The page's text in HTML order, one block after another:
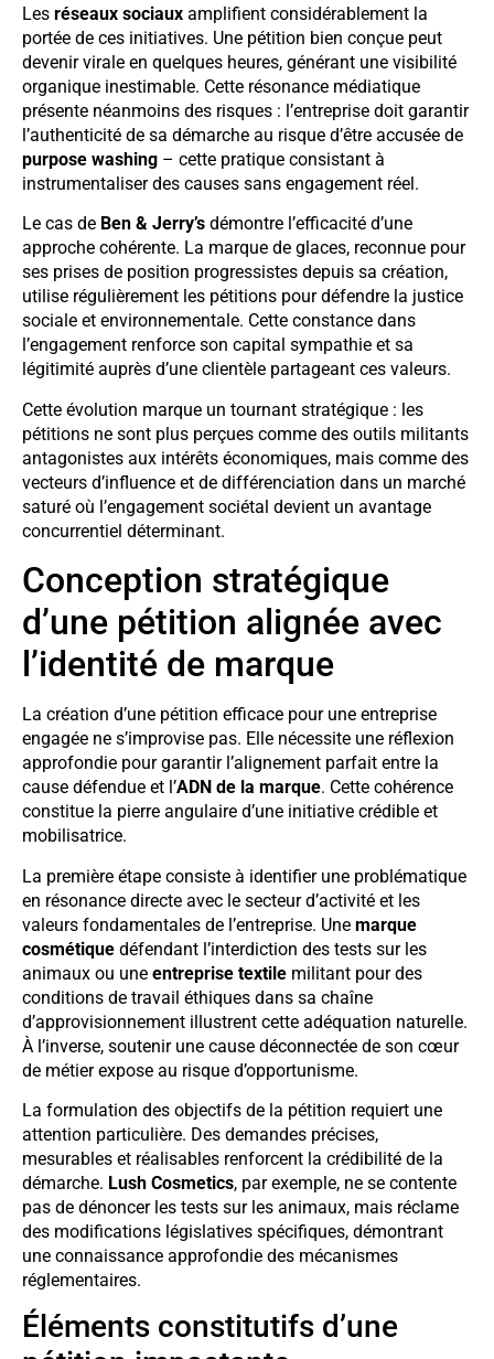
Les réseaux sociaux amplifient considérablement la
portée de ces initiatives. Une pétition bien conçue peut
devenir virale en quelques heures, générant une visibilité
organique inestimable. Cette résonance médiatique
présente néanmoins des risques : l’entreprise doit garantir
l’authenticité de sa démarche au risque d’être accusée de
purpose washing – cette pratique consistant à
instrumentaliser des causes sans engagement réel.
Le cas de Ben & Jerry’s démontre l’efficacité d’une
approche cohérente. La marque de glaces, reconnue pour
ses prises de position progressistes depuis sa création,
utilise régulièrement les pétitions pour défendre la justice
sociale et environnementale. Cette constance dans
l’engagement renforce son capital sympathie et sa
légitimité auprès d’une clientèle partageant ces valeurs.
Cette évolution marque un tournant stratégique : les
pétitions ne sont plus perçues comme des outils militants
antagonistes aux intérêts économiques, mais comme des
vecteurs d’influence et de différenciation dans un marché
saturé où l’engagement sociétal devient un avantage
concurrentiel déterminant.
Conception stratégique
d’une pétition alignée avec
l’identité de marque
La création d’une pétition efficace pour une entreprise
engagée ne s’improvise pas. Elle nécessite une réflexion
approfondie pour garantir l’alignement parfait entre la
cause défendue et l’ADN de la marque. Cette cohérence
constitue la pierre angulaire d’une initiative crédible et
mobilisatrice.
La première étape consiste à identifier une problématique
en résonance directe avec le secteur d’activité et les
valeurs fondamentales de l’entreprise. Une marque
cosmétique défendant l’interdiction des tests sur les
animaux ou une entreprise textile militant pour des
conditions de travail éthiques dans sa chaîne
d’approvisionnement illustrent cette adéquation naturelle.
À l’inverse, soutenir une cause déconnectée de son cœur
de métier expose au risque d’opportunisme.
La formulation des objectifs de la pétition requiert une
attention particulière. Des demandes précises,
mesurables et réalisables renforcent la crédibilité de la
démarche. Lush Cosmetics, par exemple, ne se contente
pas de dénoncer les tests sur les animaux, mais réclame
des modifications législatives spécifiques, démontrant
une connaissance approfondie des mécanismes
réglementaires.
Éléments constitutifs d’une